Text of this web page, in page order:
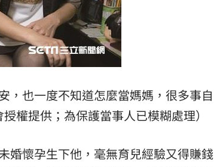
也一度不知道怎麼當媽媽，很多事自
權提供；為保護當事人已模糊處理）
婚懷孕生下他，毫無育兒經驗又得賺錢